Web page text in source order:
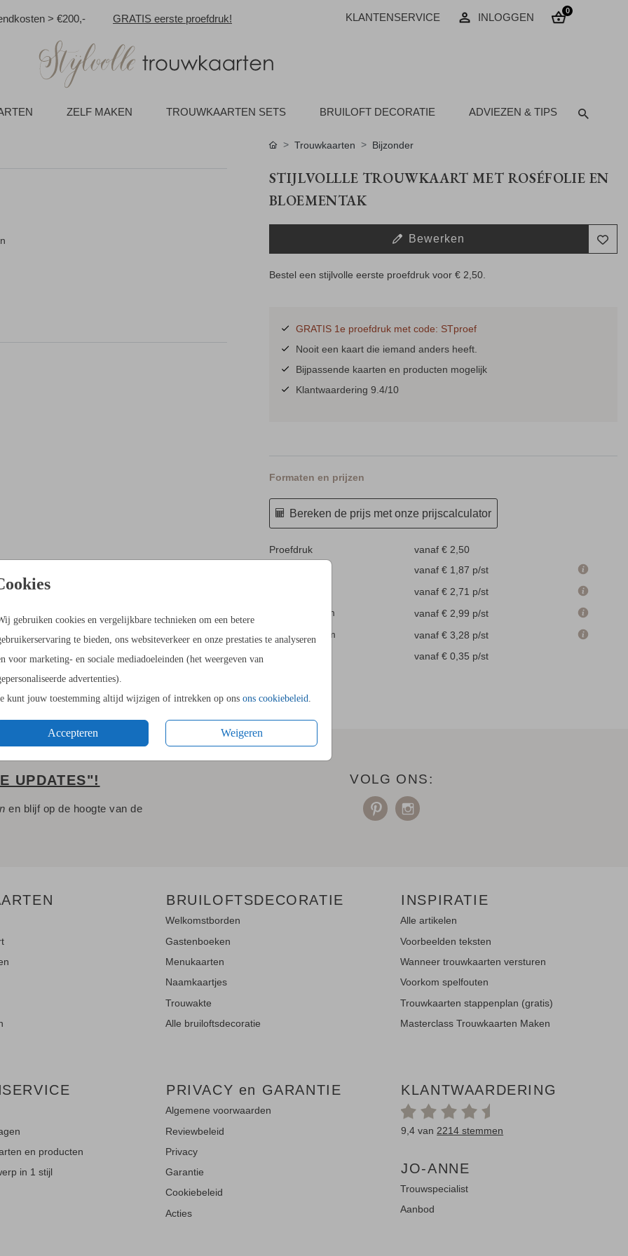
> €200,- GRATIS eerste proefdruk! KLANTENSERVICE INLOGGEN
0
ZELF MAKEN TROUWKAARTEN SETS BRUILOFT DECORATIE ADVIEZEN & TIPS
gebruiken cookies en vergelijkbare technieken om een betere
te bieden, ons websiteverkeer en onze prestaties te analyseren
voor marketing- en sociale mediadoeleinden (het weergeven van
advertenties).
kunt jouw toestemming altijd wijzigen of intrekken op ons ons cookiebeleid
Accepteren Weigeren
Trouwkaarten Bijzonder
STIJLVOLLLE TROUWKAART MET ROSÉFOLIE EN
BLOEMENTAK
Bewerken
Bestel een stijlvolle eerste proefdruk voor € 2,50.
GRATIS 1e proefdruk met code: STproef
Nooit een kaart die iemand anders heeft.
Bijpassende kaarten en producten mogelijk
Klantwaardering 9.4/10
Formaten en prijzen
Bereken de prijs met onze prijscalculator
Proefdruk
vanaf € 2,50
vanaf € 1,87 p/st
vanaf € 2,71 p/st
11.4 × 17.1 cm
vanaf € 2,99 p/st
14.4 × 21.6 cm
vanaf € 3,28 p/st
vanaf € 0,35 p/st
UPDATES"!
en blijf op de hoogte van de
VOLG ONS:
BRUILOFTSDECORATIE
Welkomstborden
Gastenboeken
Menukaarten
Naamkaartjes
Trouwakte
Alle bruiloftsdecoratie
INSPIRATIE
Alle artikelen
Voorbeelden teksten
Wanneer trouwkaarten versturen
Voorkom spelfouten
Trouwkaarten stappenplan (gratis)
Masterclass Trouwkaarten Maken
en producten
in 1 stijl
PRIVACY en GARANTIE
Algemene voorwaarden
Reviewbeleid
Privacy
Garantie
Cookiebeleid
Acties
KLANTWAARDERING
9,4 van 2214 stemmen
JO-ANNE
Trouwspecialist
Aanbod